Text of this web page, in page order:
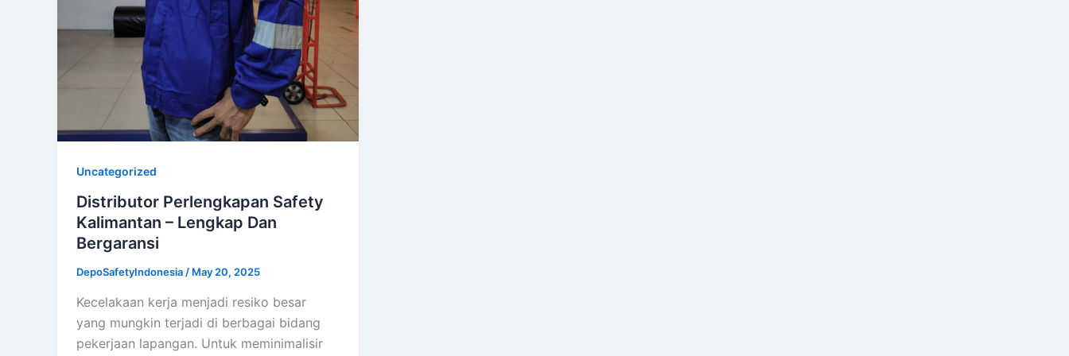
Uncategorized
Distributor Perlengkapan Safety
Kalimantan – Lengkap Dan
Bergaransi
DepoSafetyIndonesia/ May 20, 2025
Kecelakaan kerja menjadi resiko besar
yang mungkin terjadi di berbagai bidang
pekerjaan lapangan. Untuk meminimalisir